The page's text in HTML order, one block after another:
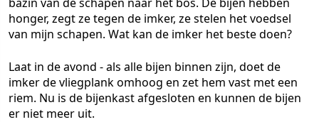
honger, zegt ze tegen de imker, ze stelen het voedsel
van mijn schapen. Wat kan de imker het beste doen?
Laat in de avond - als alle bijen binnen zijn, doet de
imker de vliegplank omhoog en zet hem vast met een
riem. Nu is de bijenkast afgesloten en kunnen de bijen
er niet meer uit.